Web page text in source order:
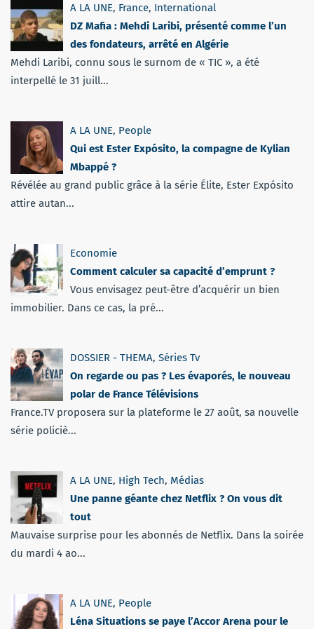
A LA UNE, France, International
DZ Mafia : Mehdi Laribi, présenté comme l’un
des fondateurs, arrêté en Algérie
Mehdi Laribi, connu sous le surnom de « TIC », a été
interpellé le 31 juill...
A LA UNE, People
Qui est Ester Expósito, la compagne de Kylian
Mbappé ?
Révélée au grand public grâce à la série Élite, Ester Expósito
attire autan...
Economie
Comment calculer sa capacité d’emprunt ?
Vous envisagez peut-être d’acquérir un bien
immobilier. Dans ce cas, la pré...
DOSSIER - THEMA, Séries Tv
On regarde ou pas ? Les évaporés, le nouveau
polar de France Télévisions
France.TV proposera sur la plateforme le 27 août, sa nouvelle
série policiè...
A LA UNE, High Tech, Médias
Une panne géante chez Netflix ? On vous dit
tout
Mauvaise surprise pour les abonnés de Netflix. Dans la soirée
du mardi 4 ao...
A LA UNE, People
Léna Situations se paye l’Accor Arena pour le